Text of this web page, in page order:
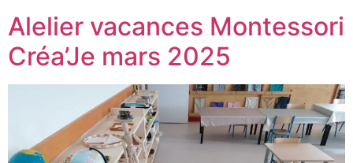
Alelier vacances Montessori
Créa’Je mars 2025